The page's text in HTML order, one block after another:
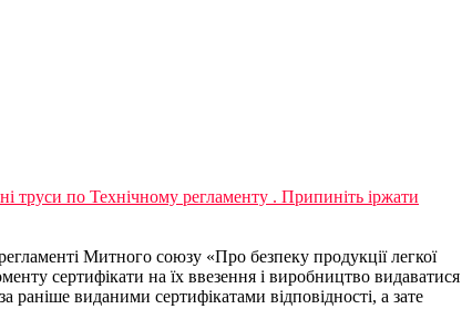
труси по Технічному регламенту . Припиніть іржати
Митного союзу «Про безпеку продукції легкої
сертифікати на їх ввезення і виробництво видаватися
раніше виданими сертифікатами відповідності, а зате